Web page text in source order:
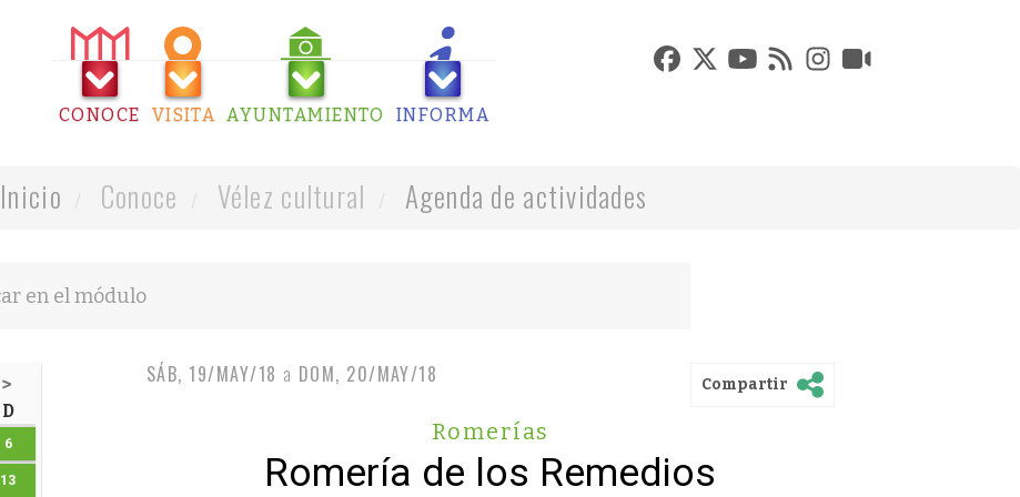
CONOCE VISITA AYUNTAMIENTO INFORMA
Inicio Conoce Vélez cultural Agenda de actividades
>
D
6
13
SÁB, 19/MAY/18 a DOM, 20/MAY/18 Compartir
Romerías
Romería de los Remedios